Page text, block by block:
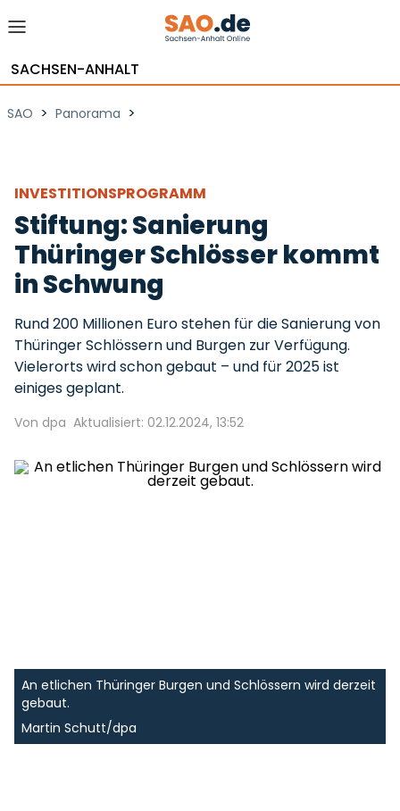
SACHSEN-ANHALT
SAO > Panorama >
INVESTITIONSPROGRAMM
Stiftung: Sanierung
Thüringer Schlösser kommt
in Schwung
Rund 200 Millionen Euro stehen für die Sanierung von
Thüringer Schlössern und Burgen zur Verfügung.
Vielerorts wird schon gebaut – und für 2025 ist
einiges geplant.
Von dpa Aktualisiert: 02.12.2024, 13:52
An etlichen Thüringer Burgen und Schlössern wird derzeit
gebaut.
Martin Schutt/dpa